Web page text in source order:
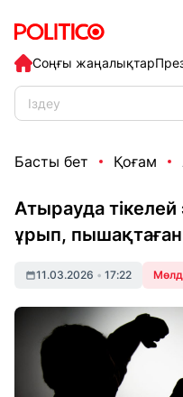
Соңғы жаңалықтар
Басты бет Қоғам
Атырауда
ұрып, пышақтаған
11.03.2026 • 17:22